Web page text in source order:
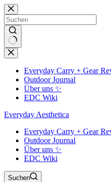
Zum
Inhalt
springen
Keine
Ergebnisse
Everyday Carry + Gear
Outdoor Journal
Über uns ✨
EDC Wiki
Everyday Aesthetica
Everyday Carry + Gear
Outdoor Journal
Über uns ✨
EDC Wiki
Suchen